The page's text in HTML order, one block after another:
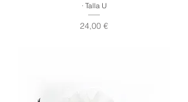
· Talla U
Precio
24,00 €